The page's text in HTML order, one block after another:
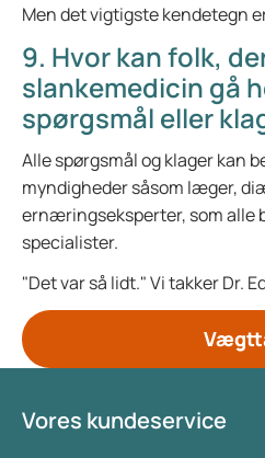
Men det vigtigste kendetegn
9. Hvor kan folk,
slankemedicin gå
spørgsmål eller
Alle spørgsmål og klager kan
myndigheder såsom læger,
ernæringseksperter, som alle
specialister.
"Det var så lidt." Vi takker Dr.
Vores kundeservice